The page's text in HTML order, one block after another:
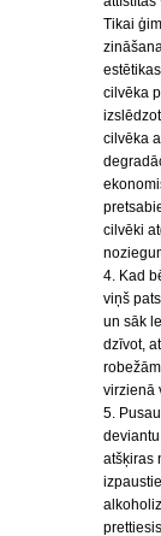
Tikai
cilvēka
cilvēka
cilvēki
4. Kad
viņš
un sāk
dzīvot,
virzienā
5.
atšķiras